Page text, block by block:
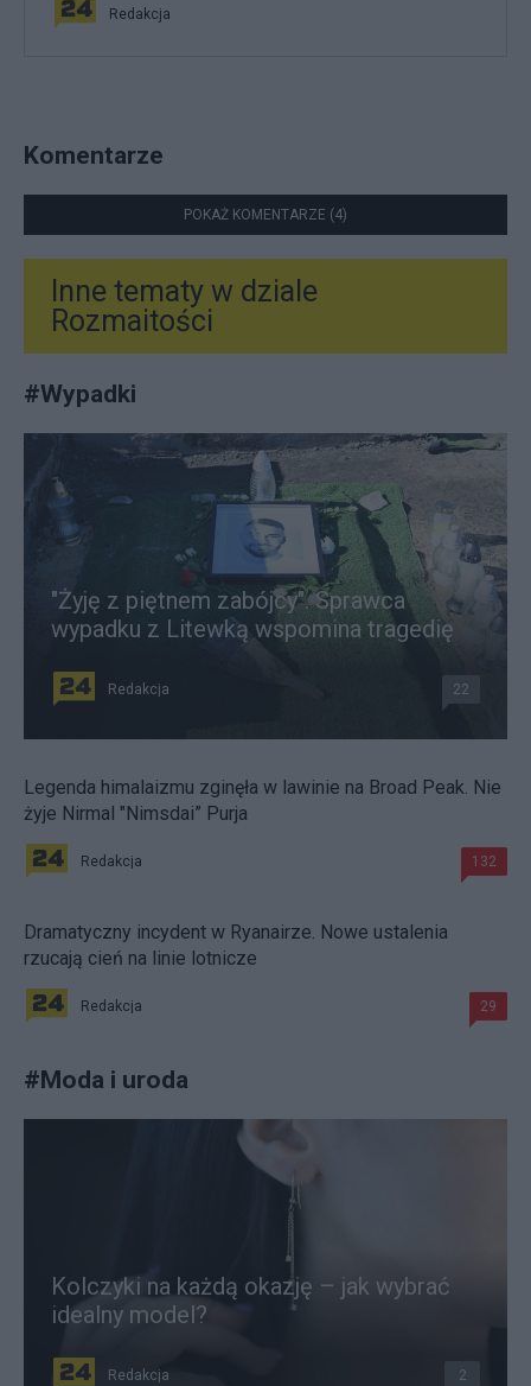
Redakcja
Komentarze
POKAŻ KOMENTARZE (4)
Inne tematy w dziale
Rozmaitości
#Wypadki
"Żyję z piętnem zabójcy". Sprawca
wypadku z Litewką wspomina tragedię
Redakcja 22
Legenda himalaizmu zginęła w lawinie na Broad Peak. Nie
żyje Nirmal "Nimsdai” Purja
Redakcja 132
Dramatyczny incydent w Ryanairze. Nowe ustalenia
rzucają cień na linie lotnicze
Redakcja 29
#Moda i uroda
Kolczyki na każdą okazję – jak wybrać
idealny model?
Redakcja 2